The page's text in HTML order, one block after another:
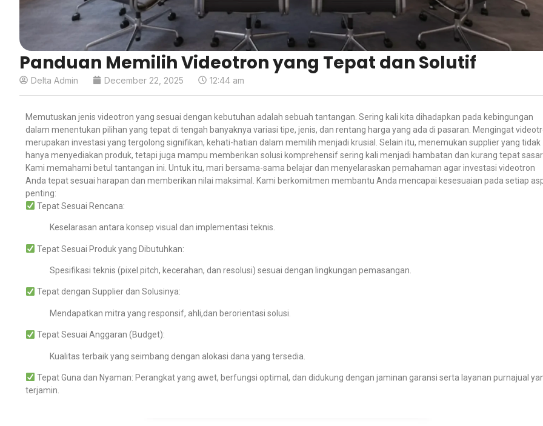
Panduan Memilih Videotron yang Tepat dan Solutif
Delta Admin December 22, 2025 12:44 am
Memutuskan jenis videotron yang sesuai dengan kebutuhan adalah sebuah tantangan. Sering kali kita dihadapkan pada kebingungan
dalam menentukan pilihan yang tepat di tengah banyaknya variasi tipe, jenis, dan rentang harga yang ada di pasaran. Mengingat
merupakan investasi yang tergolong signifikan, kehati-hatian dalam memilih menjadi krusial. Selain itu, menemukan supplier yang tidak
hanya menyediakan produk, tetapi juga mampu memberikan solusi komprehensif sering kali menjadi hambatan dan kurang tepat
Kami memahami betul tantangan ini. Untuk itu, mari bersama-sama belajar dan menyelaraskan pemahaman agar investasi videotron
Anda tepat sesuai harapan dan memberikan nilai maksimal.
Kami berkomitmen membantu Anda mencapai kesesuaian pada setiap
penting:
Tepat Sesuai Rencana:
Keselarasan antara konsep visual dan implementasi teknis.
Tepat Sesuai Produk yang Dibutuhkan:
Spesifikasi teknis (pixel pitch, kecerahan, dan resolusi) sesuai dengan lingkungan pemasangan.
Tepat dengan Supplier dan Solusinya:
Mendapatkan mitra yang responsif, ahli,dan berorientasi solusi.
Tepat Sesuai Anggaran (Budget):
Kualitas terbaik yang seimbang dengan alokasi dana yang tersedia.
Tepat Guna dan Nyaman: Perangkat yang awet, berfungsi optimal, dan didukung dengan jaminan garansi serta layanan purnajual
terjamin.